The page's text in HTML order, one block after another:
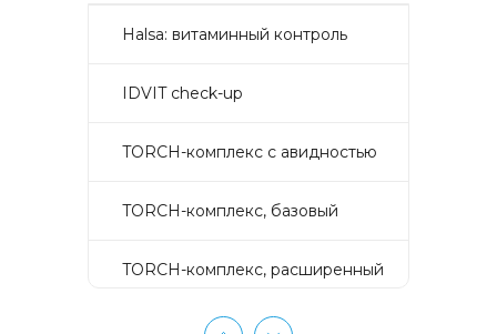
Halsa: витаминный контроль
IDVIT check-up
TORCH-комплекс с авидностью
TORCH-комплекс, базовый
TORCH-комплекс, расширенный
TORCH-комплекс, скрининг